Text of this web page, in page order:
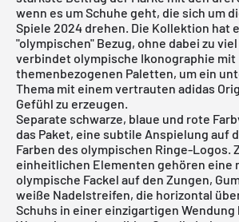
wenn es um Schuhe geht, die sich um
Spiele 2024 drehen. Die Kollektion hat
"olympischen" Bezug, ohne dabei zu
verbindet olympische Ikonographie mit
themenbezogenen Paletten, um ein
Thema mit einem vertrauten adidas
Gefühl zu erzeugen.
Separate schwarze, blaue und rote
das Paket, eine subtile Anspielung auf
Farben des olympischen Ringe-Logos.
einheitlichen Elementen gehören eine
olympische Fackel auf den Zungen,
weiße Nadelstreifen, die horizontal
Schuhs in einer einzigartigen Wendung